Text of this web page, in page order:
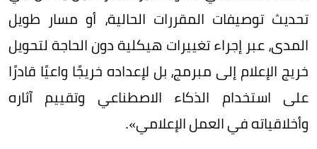
تحديث توصيفات المقررات الحالية، أو مسار طويل
المدى، عبر إجراء تغييرات هيكلية دون الحاجة لتحويل
خريج الإعلام إلى مبرمج، بل لإعداده خريجًا واعيًا قادرًا
على استخدام الذكاء الاصطناعي وتقييم آثاره
وأخلاقياته في العمل الإعلامي».